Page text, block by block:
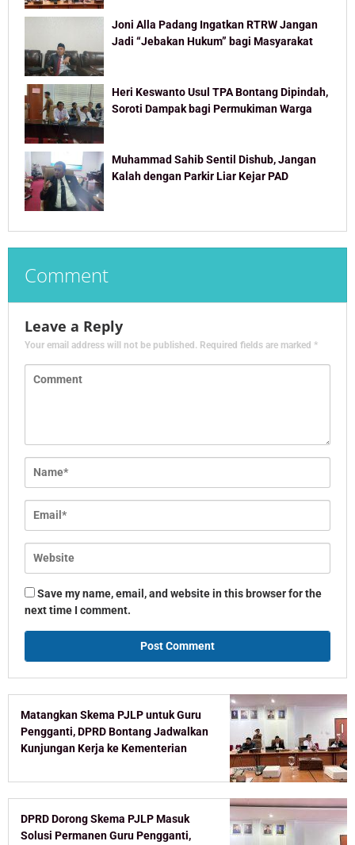
Joni Alla Padang Ingatkan RTRW Jangan
Jadi “Jebakan Hukum” bagi Masyarakat
Heri Keswanto Usul TPA Bontang Dipindah,
Soroti Dampak bagi Permukiman Warga
Muhammad Sahib Sentil Dishub, Jangan
Kalah dengan Parkir Liar Kejar PAD
Comment
Leave a Reply
Your email address will not be published. Required fields are marked *
Save my name, email, and website in this browser for the
next time I comment.
Matangkan Skema PJLP untuk Guru
Pengganti, DPRD Bontang Jadwalkan
Kunjungan Kerja ke Kementerian
DPRD Dorong Skema PJLP Masuk
Solusi Permanen Guru Pengganti,